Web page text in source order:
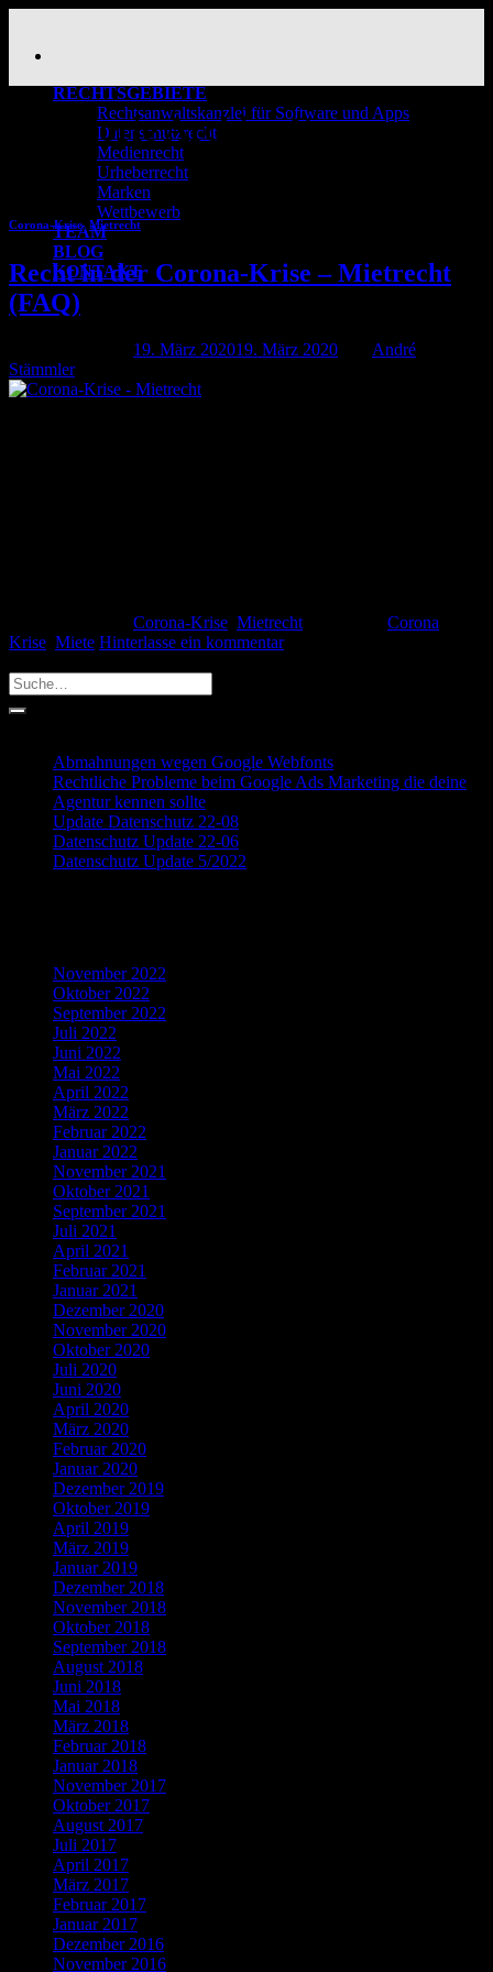
content
RECHTSGEBIETE
Rechtsanwaltskanzlei für Software und Apps
Datenschutzrecht
Medienrecht
Urheberrecht
Marken
Wettbewerb
TEAM
BLOG
KONTAKT
Kategorie Archiv:Corona-
Corona-Krise, Mietrecht
Recht in der Corona-Krise – Mietrecht
(FAQ)
19. März 202019. März 2020
André
Stämmler
Corona-Krise Mietrecht Corona
Krise Miete Hinterlasse ein kommentar
Abmahnungen wegen Google Webfonts
Rechtliche Probleme beim Google Ads Marketing die deine
Agentur kennen sollte
Update Datenschutz 22-08
Datenschutz Update 22-06
Datenschutz Update 5/2022
November 2022
Oktober 2022
September 2022
Juli 2022
Juni 2022
Mai 2022
April 2022
März 2022
Februar 2022
Januar 2022
November 2021
Oktober 2021
September 2021
Juli 2021
April 2021
Februar 2021
Januar 2021
Dezember 2020
November 2020
Oktober 2020
Juli 2020
Juni 2020
April 2020
März 2020
Februar 2020
Januar 2020
Dezember 2019
Oktober 2019
April 2019
März 2019
Januar 2019
Dezember 2018
November 2018
Oktober 2018
September 2018
August 2018
Juni 2018
Mai 2018
März 2018
Februar 2018
Januar 2018
November 2017
Oktober 2017
August 2017
Juli 2017
April 2017
März 2017
Februar 2017
Januar 2017
Dezember 2016
November 2016